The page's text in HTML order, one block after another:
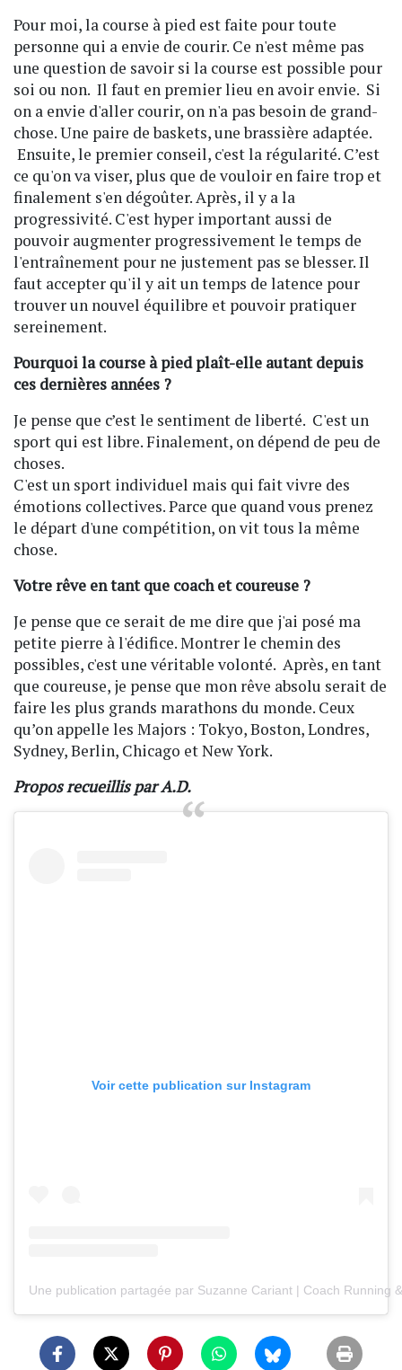
Pour moi, la course à pied est faite pour toute
personne qui a envie de courir. Ce n'est même pas
une question de savoir si la course est possible pour
soi ou non. Il faut en premier lieu en avoir envie. Si
on a envie d'aller courir, on n'a pas besoin de grand-
chose. Une paire de baskets, une brassière adaptée.
Ensuite, le premier conseil, c'est la régularité. C’est
ce qu'on va viser, plus que de vouloir en faire trop et
finalement s'en dégoûter. Après, il y a la
progressivité. C'est hyper important aussi de
pouvoir augmenter progressivement le temps de
l'entraînement pour ne justement pas se blesser. Il
faut accepter qu'il y ait un temps de latence pour
trouver un nouvel équilibre et pouvoir pratiquer
sereinement.
Pourquoi la course à pied plaît-elle autant depuis
ces dernières années ?
Je pense que c’est le sentiment de liberté. C'est un
sport qui est libre. Finalement, on dépend de peu de
choses.
C'est un sport individuel mais qui fait vivre des
émotions collectives. Parce que quand vous prenez
le départ d'une compétition, on vit tous la même
chose.
Votre rêve en tant que coach et coureuse ?
Je pense que ce serait de me dire que j'ai posé ma
petite pierre à l'édifice. Montrer le chemin des
possibles, c'est une véritable volonté. Après, en tant
que coureuse, je pense que mon rêve absolu serait de
faire les plus grands marathons du monde. Ceux
qu’on appelle les Majors : Tokyo, Boston, Londres,
Sydney, Berlin, Chicago et New York.
Propos recueillis par A.D.
Voir cette publication sur Instagram
Une publication partagée par Suzanne Cariant | Coach Running